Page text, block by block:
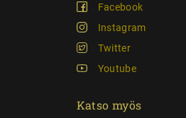
Facebook
Instagram
Twitter
Youtube
Katso myös